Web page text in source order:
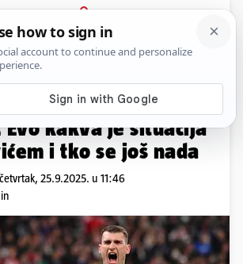
PRIJAVA
Sport Komentari
GOLMANI
brinuti s izborom
Evo kakva je situacija
i tko se još nada
četvrtak, 25.9.2025. u 11:46